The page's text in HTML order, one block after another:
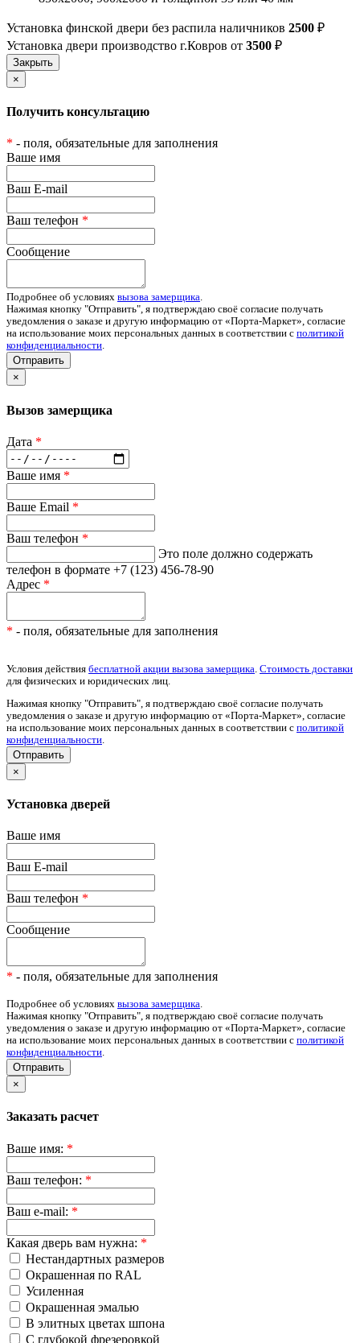
Установка финской двери без распила наличников 2500 ₽
Установка двери производство г.Ковров от 3500 ₽
×
Получить консультацию
* - поля, обязательные для заполнения
Ваше имя
Ваш E-mail
Ваш телефон *
Сообщение
Подробнее об условиях вызова замерщика.
Нажимая кнопку "Отправить", я подтверждаю своё согласие получать
уведомления о заказе и другую информацию от «Порта-Маркет», согласие
на использование моих персональных данных в соответствии с политикой
конфиденциальности.
Отправить
×
Вызов замерщика
Дата *
Ваше имя *
Ваше Email *
Ваш телефон *
Это поле должно содержать
телефон в формате +7 (123) 456-78-90
Адрес *
* - поля, обязательные для заполнения
Условия действия бесплатной акции вызова замерщика Стоимость доставки
для физических и юридических лиц.
Нажимая кнопку "Отправить", я подтверждаю своё согласие получать
уведомления о заказе и другую информацию от «Порта-Маркет», согласие
на использование моих персональных данных в соответствии с политикой
конфиденциальности
×
Установка дверей
Ваше имя
Ваш E-mail
Ваш телефон *
Сообщение
* - поля, обязательные для заполнения
Подробнее об условиях вызова замерщика.
Нажимая кнопку "Отправить", я подтверждаю своё согласие получать
уведомления о заказе и другую информацию от «Порта-Маркет», согласие
на использование моих персональных данных в соответствии с политикой
конфиденциальности.
Отправить
×
Заказать расчет
Ваше имя: *
Ваш телефон: *
Ваш e-mail: *
Какая дверь вам нужна: *
Нестандартных размеров
Окрашенная по RAL
Усиленная
Окрашенная эмалью
В элитных цветах шпона
С глубокой фрезеровкой